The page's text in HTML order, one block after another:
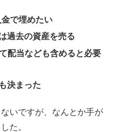
で埋めたい
過去の資産を売る
配当なども含めると必要
決まった
いですが、なんとか手が
た。